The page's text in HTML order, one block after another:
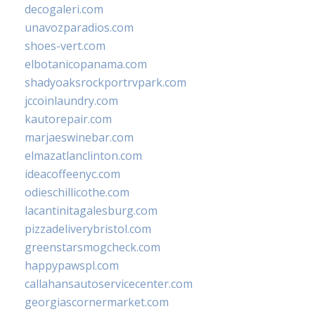
decogaleri.com
unavozparadios.com
shoes-vert.com
elbotanicopanama.com
shadyoaksrockportrvpark.com
jccoinlaundry.com
kautorepair.com
marjaeswinebar.com
elmazatlanclinton.com
ideacoffeenyc.com
odieschillicothe.com
lacantinitagalesburg.com
pizzadeliverybristol.com
greenstarsmogcheck.com
happypawspl.com
callahansautoservicecenter.com
georgiascornermarket.com